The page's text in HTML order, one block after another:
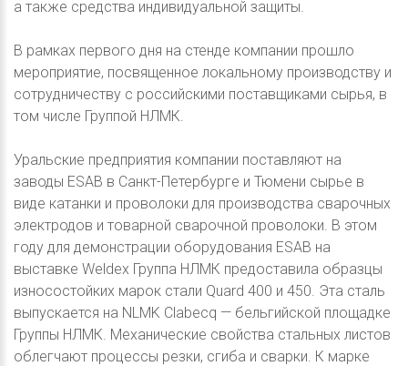
а также средства индивидуальной защиты.
В рамках первого дня на стенде компании прошло
мероприятие, посвященное локальному производству и
сотрудничеству с российскими поставщиками сырья, в
том числе Группой НЛМК.
Уральские предприятия компании поставляют на
заводы ESAB в Санкт-Петербурге и Тюмени сырье в
виде катанки и проволоки для производства сварочных
электродов и товарной сварочной проволоки. В этом
году для демонстрации оборудования ESAB на
выставке Weldex Группа НЛМК предоставила образцы
износостойких марок стали Quard 400 и 450. Эта сталь
выпускается на NLMK Clabecq — бельгийской площадке
Группы НЛМК. Механические свойства стальных листов
облегчают процессы резки, сгиба и сварки. К марке